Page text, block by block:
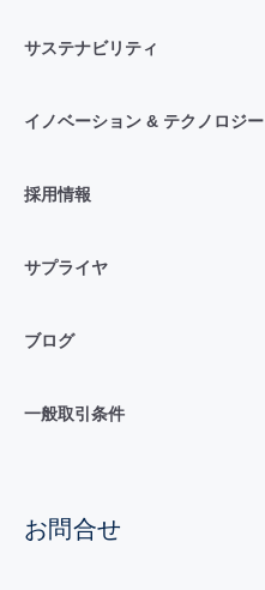
サステナビリティ
イノベーション & テクノロジー
採用情報
サプライヤ
ブログ
一般取引条件
お問合せ